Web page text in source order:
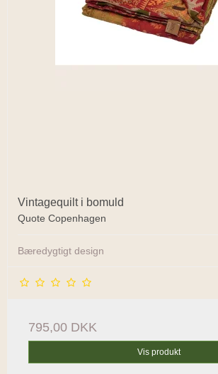
Vintagequilt i bomuld
Quote Copenhagen
Bæredygtigt design
795,00 DKK
Vis produkt